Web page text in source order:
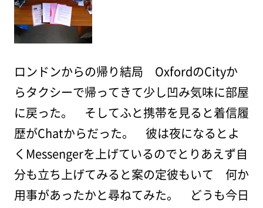
ロンドンからの帰り結局 OxfordのCityか
らタクシーで帰ってきて少し凹み気味に部屋
に戻った。 そしてふと携帯を見ると着信履
歴がChatからだった。 彼は夜になるとよ
くMessengerを上げているのでとりあえず自
分も立ち上げてみると案の定彼もいて 何か
用事があったかと尋ねてみた。 どうも今日